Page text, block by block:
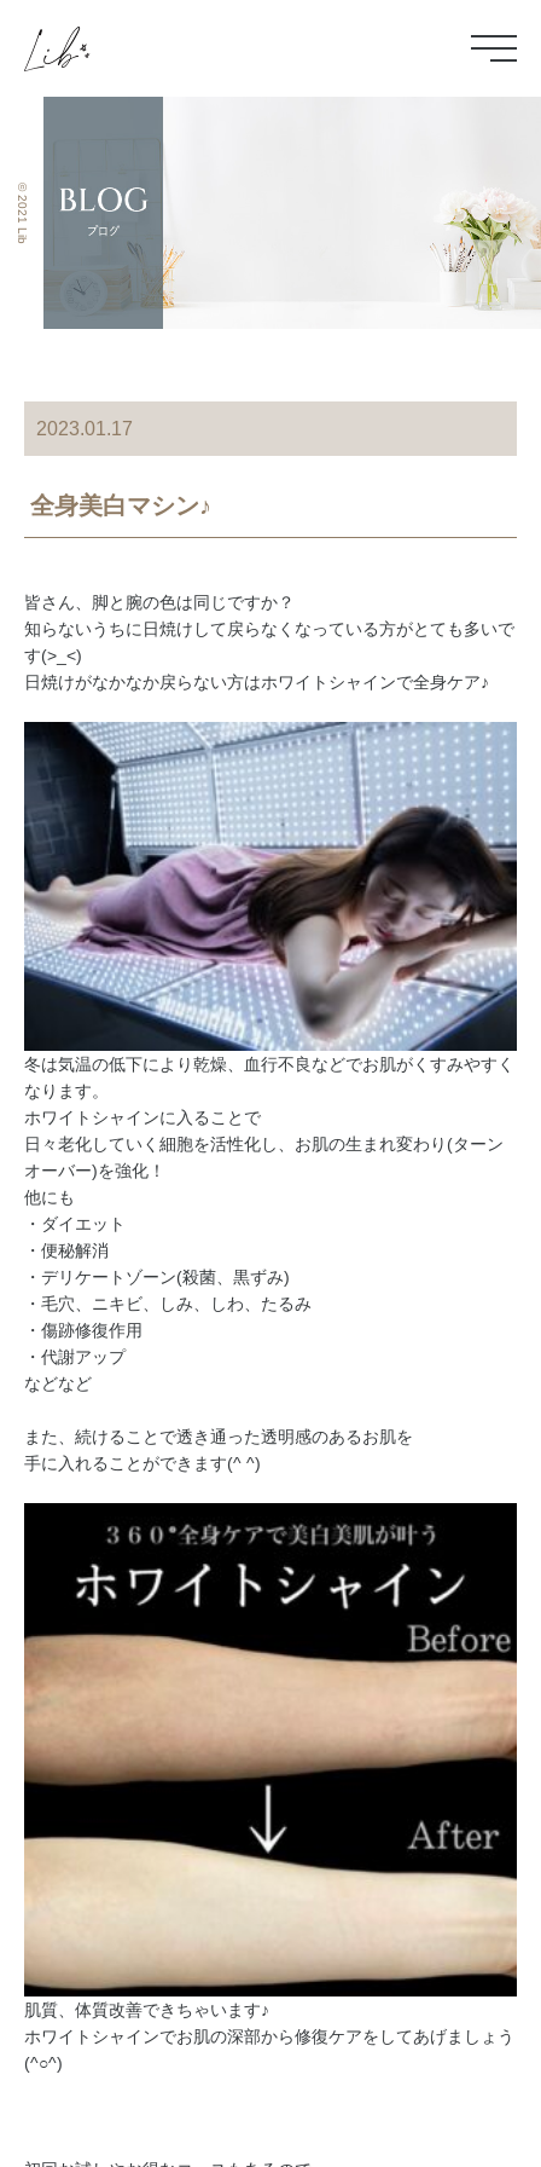
© 2021 Lib
2023.01.17
全身美白マシン♪
皆さん、脚と腕の色は同じですか？
知らないうちに日焼けして戻らなくなっている方がとても多いで
す(>_<)
日焼けがなかなか戻らない方はホワイトシャインで全身ケア♪
冬は気温の低下により乾燥、血行不良などでお肌がくすみやすく
なります。
ホワイトシャインに入ることで
日々老化していく細胞を活性化し、お肌の生まれ変わり(ターン
オーバー)を強化！
他にも
・ダイエット
・便秘解消
・デリケートゾーン(殺菌、黒ずみ)
・毛穴、ニキビ、しみ、しわ、たるみ
・傷跡修復作用
・代謝アップ
などなど
また、続けることで透き通った透明感のあるお肌を
手に入れることができます(^ ^)
肌質、体質改善できちゃいます♪
ホワイトシャインでお肌の深部から修復ケアをしてあげましょう
(^○^)